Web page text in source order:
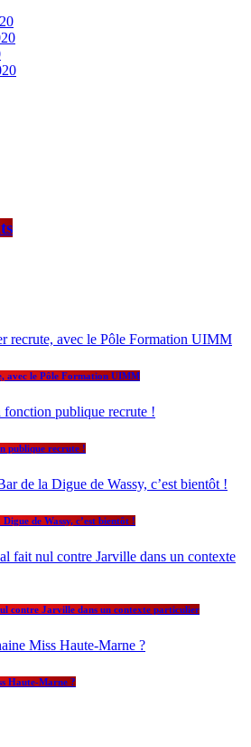
avec le Pôle Formation UIMM
publique recrute !
de Wassy, c’est bientôt !
contre Jarville dans un contexte particulier
Haute-Marne ?